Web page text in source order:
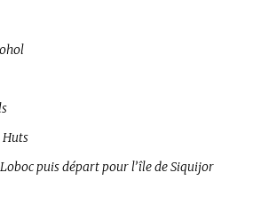
Huts
puis départ pour l’île de Siquijor